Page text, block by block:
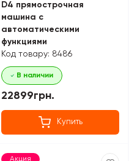
D4 прямострочная
машина с
автоматическими
функциями
Код товару: 8486
В наличии
22899грн.
Купить
Акция